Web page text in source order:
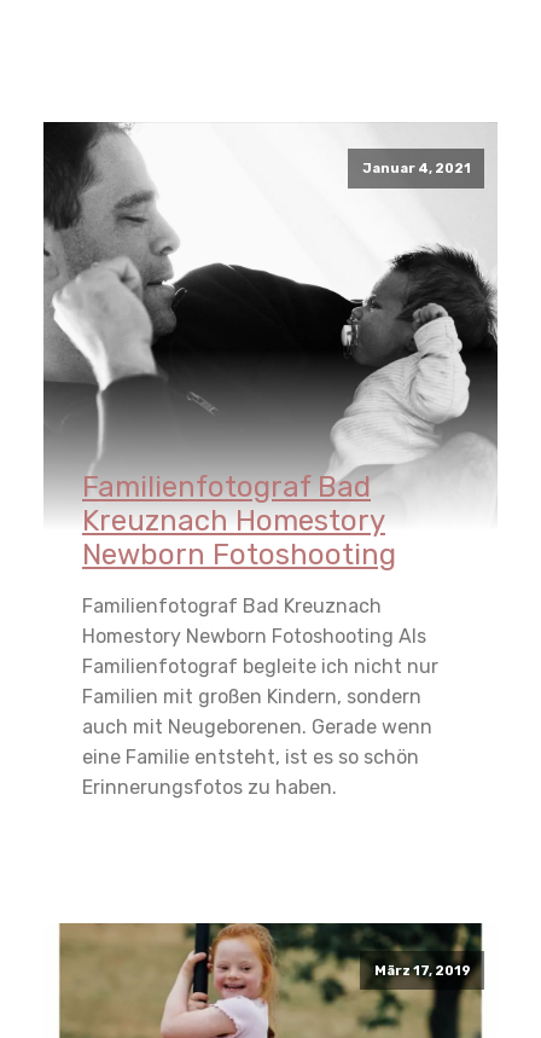
Januar 4, 2021
Familienfotograf Bad
Kreuznach Homestory
Newborn Fotoshooting
Familienfotograf Bad Kreuznach
Homestory Newborn Fotoshooting Als
Familienfotograf begleite ich nicht nur
Familien mit großen Kindern, sondern
auch mit Neugeborenen. Gerade wenn
eine Familie entsteht, ist es so schön
Erinnerungsfotos zu haben.
März 17, 2019